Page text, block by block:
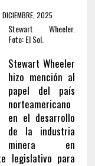
2025
Stewart Wheeler.
Foto: El Sol.
Stewart Wheeler
hizo mención al
papel del país
norteamericano
en el desarrollo
de la industria
minera en
legislativo para